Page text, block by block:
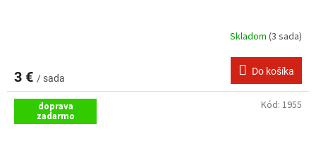
Skladom (3 sada)
3 € / sada
Do košíka
doprava
zadarmo
Kód: 1955